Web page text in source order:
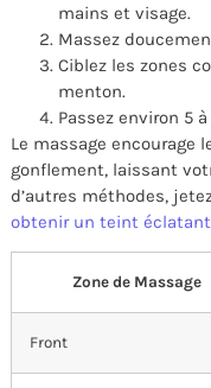
mains et visage.
Massez
Ciblez les zones
menton.
Passez environ 5
Le massage encourage
gonflement, laissant
d’autres méthodes,
obtenir un teint
Zone de Massage
Front